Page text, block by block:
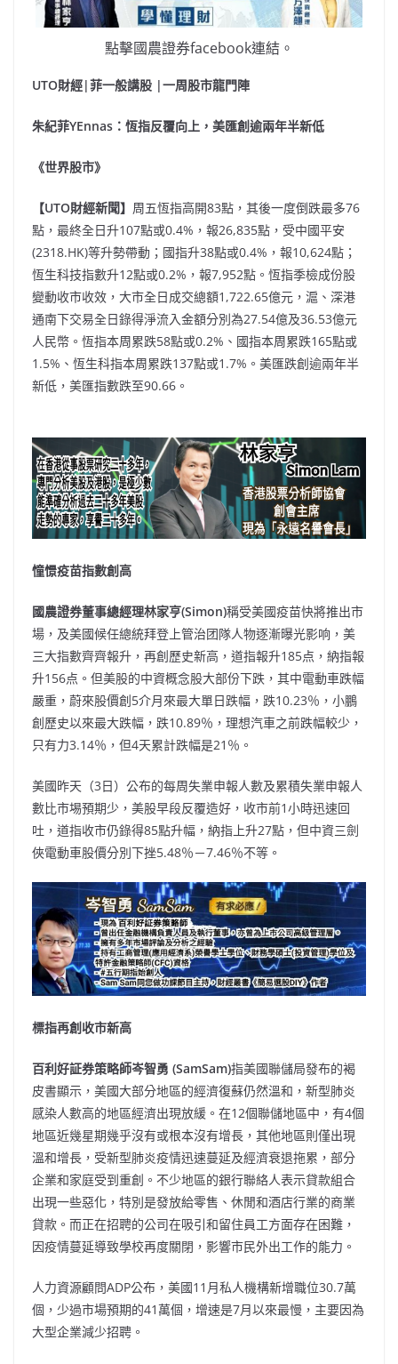
點擊國農證券facebook連結。
UTO財經|菲一般講股 |一周股市龍門陣
朱紀菲YEnnas：恆指反覆向上，美匯創逾兩年半新低
《世界股市》
【UTO財經新聞】 周五恆指高開83點，其後一度倒跌最多76
點，最終全日升107點或0.4%，報26,835點，受中國平安
(2318.HK)等升勢帶動；國指升38點或0.4%，報10,624點；
恆生科技指數升12點或0.2%，報7,952點。恆指季檢成份股
變動收市收效，大市全日成交總額1,722.65億元，滬、深港
通南下交易全日錄得淨流入金額分別為27.54億及36.53億元
人民幣。恆指本周累跌58點或0.2%、國指本周累跌165點或
1.5%、恆生科指本周累跌137點或1.7%。美匯跌創逾兩年半
新低，美匯指數跌至90.66。
憧憬疫苗指數創高
國農證券董事總經理林家亨(Simon)稱受美國疫苗快將推出市
場，及美國候任總統拜登上管治团隊人物逐漸曝光影响，美
三大指數齊齊報升，再創歷史新高，道指報升185点，納指報
升156点。但美股的中資概念股大部份下跌，其中電動車跌幅
嚴重，蔚來股價創5介月來最大單日跌幅，跌10.23％，小鵬
創歷史以來最大跌幅，跌10.89％，理想汽車之前跌幅較少，
只有力3.14％，但4天累計跌幅是21％。
美國昨天（3日）公布的每周失業申報人數及累積失業申報人
數比市埸預期少，美股早段反覆造好，收市前1小時迅速回
吐，道指收市仍錄得85點升幅，納指上升27點，但中資三劍
俠電動車股價分別下挫5.48％－7.46％不等。
標指再創收市新高
百利好証券策略師岑智勇 (SamSam)指美國聯儲局發布的褐
皮書顯示，美國大部分地區的經濟復蘇仍然溫和，新型肺炎
感染人數高的地區經濟出現放緩。在12個聯儲地區中，有4個
地區近幾星期幾乎沒有或根本沒有增長，其他地區則僅出現
溫和增長，受新型肺炎疫情迅速蔓延及經濟衰退拖累，部分
企業和家庭受到重創。不少地區的銀行聯絡人表示貸款組合
出現一些惡化，特別是發放給零售、休閒和酒店行業的商業
貸款。而正在招聘的公司在吸引和留住員工方面存在困難，
因疫情蔓延導致學校再度關閉，影響市民外出工作的能力。
人力資源顧問ADP公布，美國11月私人機構新增職位30.7萬
個，少過市場預期的41萬個，增速是7月以來最慢，主要因為
大型企業減少招聘。